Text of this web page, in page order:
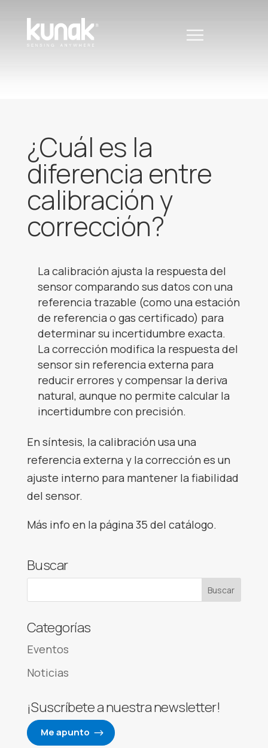
¿Cuál es la
diferencia entre
calibración y
corrección?
La calibración ajusta la respuesta del
sensor comparando sus datos con una
referencia trazable (como una estación
de referencia o gas certificado) para
determinar su incertidumbre exacta.
La corrección modifica la respuesta del
sensor sin referencia externa para
reducir errores y compensar la deriva
natural, aunque no permite calcular la
incertidumbre con precisión.
En síntesis, la calibración usa una
referencia externa y la corrección es un
ajuste interno para mantener la fiabilidad
del sensor.
Más info en la página 35 del catálogo.
Buscar
Categorías
Eventos
Noticias
¡Suscríbete a nuestra newsletter!
Me apunto